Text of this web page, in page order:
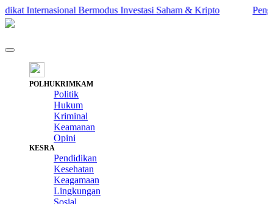
Internasional Bermodus Investasi Saham & Kripto
POLHUKRIMKAM
Politik
Hukum
Kriminal
Keamanan
Opini
KESRA
Pendidikan
Kesehatan
Keagamaan
Lingkungan
Sosial